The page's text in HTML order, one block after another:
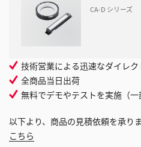
CA-D シリーズ
技術営業による迅速なダイレク
全商品当日出荷
無料でデモやテストを実施（一
以下より、商品の見積依頼を承り
こちら